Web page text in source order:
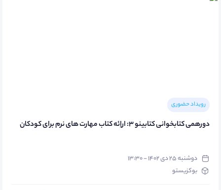
رویداد حضوری
دورهمی کتابخوانی کتابینو 3: اراِئه کتاب مهارت های نرم برای کودکان
دوشنبه ۲۵ دی ۱۴۰۲ - ۱۳:۳۰
بوکزیستو